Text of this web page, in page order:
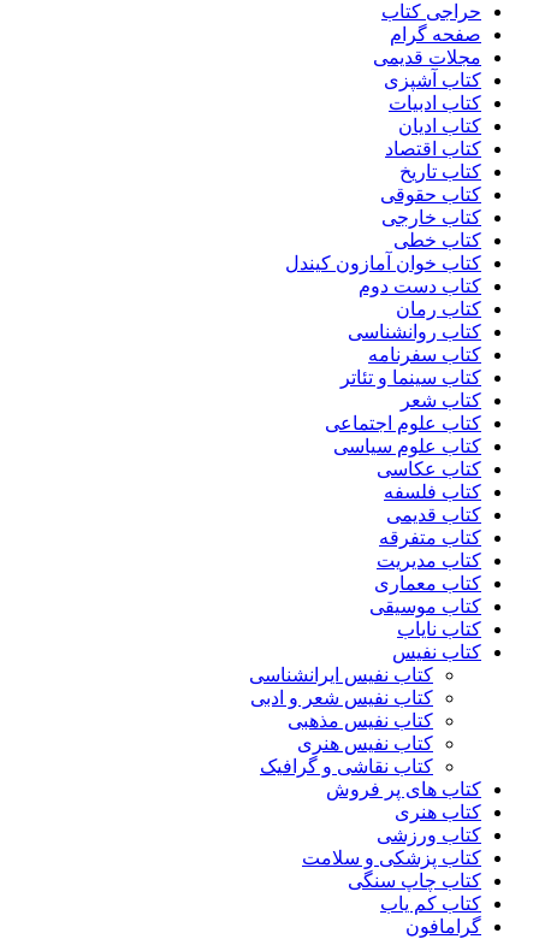
حراجی کتاب
صفحه گرام
مجلات قدیمی
کتاب آشپزی
کتاب ادبیات
کتاب ادیان
کتاب اقتصاد
کتاب تاریخ
کتاب حقوقی
کتاب خارجی
کتاب خطی
کتاب خوان آمازون کیندل
کتاب دست دوم
کتاب رمان
کتاب روانشناسی
کتاب سفرنامه
کتاب سینما و تئاتر
کتاب شعر
کتاب علوم اجتماعی
کتاب علوم سیاسی
کتاب عکاسی
کتاب فلسفه
کتاب قدیمی
کتاب متفرقه
کتاب مدیریت
کتاب معماری
کتاب موسیقی
کتاب نایاب
کتاب نفیس
کتاب نفیس ایرانشناسی
کتاب نفیس شعر و ادبی
کتاب نفیس مذهبی
کتاب نفیس هنری
کتاب نقاشی و گرافیک
کتاب های پر فروش
کتاب هنری
کتاب ورزشی
کتاب پزشکی و سلامت
کتاب چاپ سنگی
کتاب کم یاب
گرامافون